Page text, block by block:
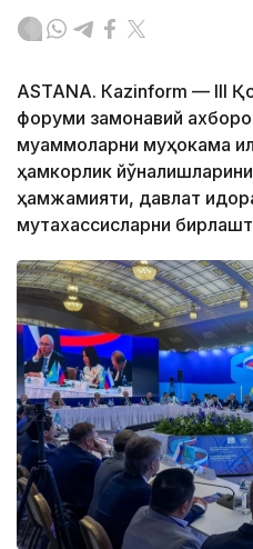
ASTANА. Кazinform — III
форуми замонавий
муаммоларни муҳокама
ҳамкорлик
ҳамжамияти, давлат
мутахассисларни